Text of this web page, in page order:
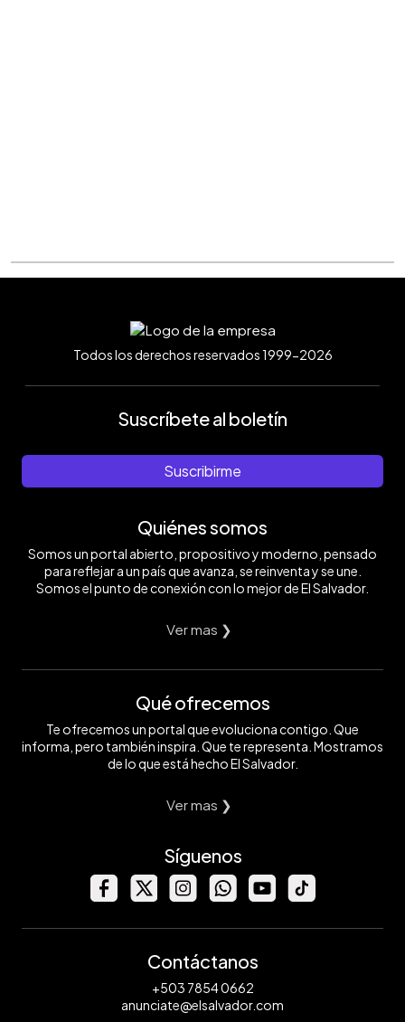
Todos los derechos reservados 1999-2026
Suscríbete al boletín
Suscribirme
Quiénes somos
Somos un portal abierto, propositivo y moderno, pensado
para reflejar a un país que avanza, se reinventa y se une.
Somos el punto de conexión con lo mejor de El Salvador.
Ver mas ❯
Qué ofrecemos
Te ofrecemos un portal que evoluciona contigo. Que
informa, pero también inspira. Que te representa. Mostramos
de lo que está hecho El Salvador.
Ver mas ❯
Síguenos
Contáctanos
+503 7854 0662
anunciate@elsalvador.com